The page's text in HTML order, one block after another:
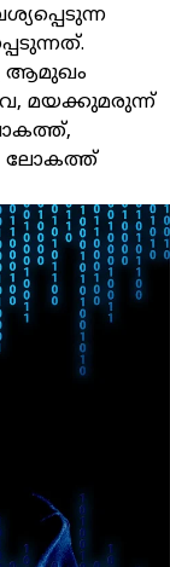
ആമുഖം
മയക്കുമരുന്ന്
ലോകത്ത്